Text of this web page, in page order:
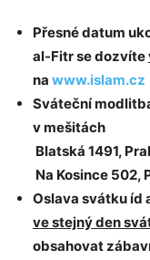
Přesné datum
al-Fitr se dozvíte
na www.islam.cz
Sváteční
v mešitách
Blatská 1491,
Na Kosince 502,
Oslava svátku íd
ve stejný den
obsahovat